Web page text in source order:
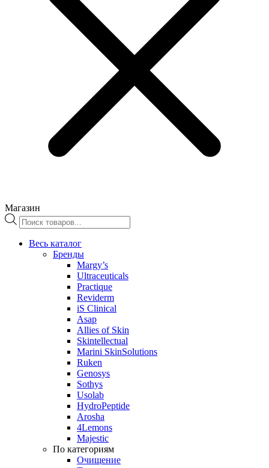
Магазин
Поиск
товаров
Весь каталог
Бренды
Margy’s
Ultraceuticals
Practique
Reviderm
iS Clinical
Asap
Allies of Skin
Skintellectual
Marini SkinSolutions
Ruken
Genosys
Sothys
Usolab
HydroPeptide
Arosha
4Lemons
Majestic
По категориям
Очищение